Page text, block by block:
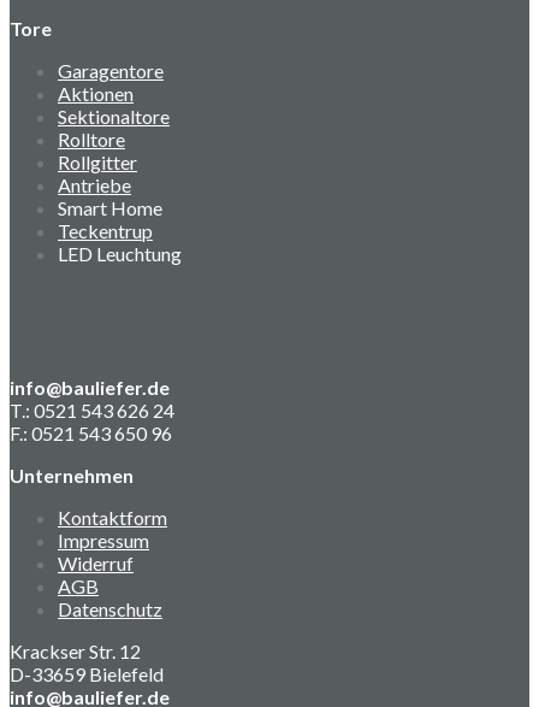
Tore
Garagentore
Aktionen
Sektionaltore
Rolltore
Rollgitter
Antriebe
Smart Home
Teckentrup
LED Leuchtung
info@bauliefer.de
T.: 0521 543 626 24
F.: 0521 543 650 96
Unternehmen
Kontaktform
Impressum
Widerruf
AGB
Datenschutz
Krackser Str. 12
D-33659 Bielefeld
info@bauliefer.de